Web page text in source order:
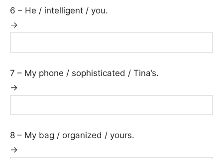
6 – He / intelligent / you.
→
7 – My phone / sophisticated / Tina’s.
→
8 – My bag / organized / yours.
→